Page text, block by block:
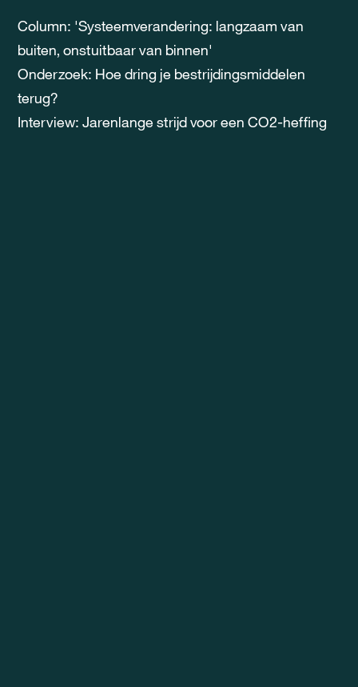
Column: 'Systeemverandering: langzaam van
buiten, onstuitbaar van binnen'
Onderzoek: Hoe dring je bestrijdingsmiddelen
terug?
Interview: Jarenlange strijd voor een CO2-heffing